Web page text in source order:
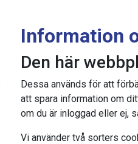
Information
Den här
Dessa används för att
att spara information om
om du är inloggad eller ej,
Vi använder två sorters